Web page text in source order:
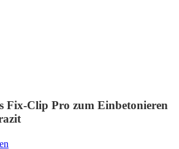
Fix-Clip Pro zum Einbetonieren